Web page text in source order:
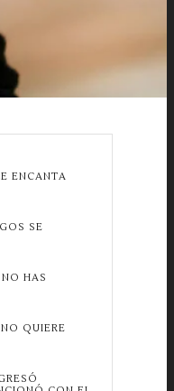
ENCANTA
SE
HAS
QUIERE